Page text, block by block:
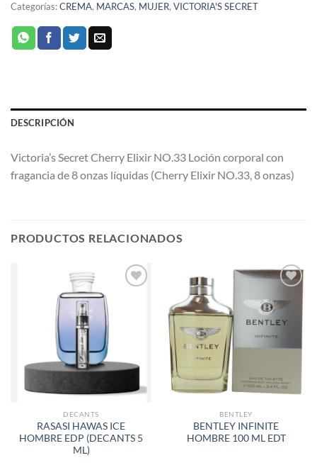
Categorías:CREMA, MARCAS, MUJER, VICTORIA'S SECRET
DESCRIPCIÓN
Victoria’s Secret Cherry Elixir NO.33 Loción corporal con
fragancia de 8 onzas líquidas (Cherry Elixir NO.33, 8 onzas)
PRODUCTOS RELACIONADOS
AÑADIR
LISTA
DESEOS
DECANTS
RASASI HAWAS ICE
HOMBRE EDP (DECANTS 5
ML)
AÑADIR
A LA
LISTA
DE
DESEOS
BENTLEY
BENTLEY INFINITE
HOMBRE 100 ML EDT